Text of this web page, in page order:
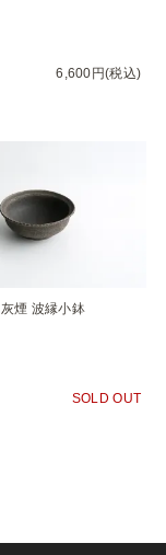
6,600円(税込)
煙 波縁小鉢
SOLD OUT